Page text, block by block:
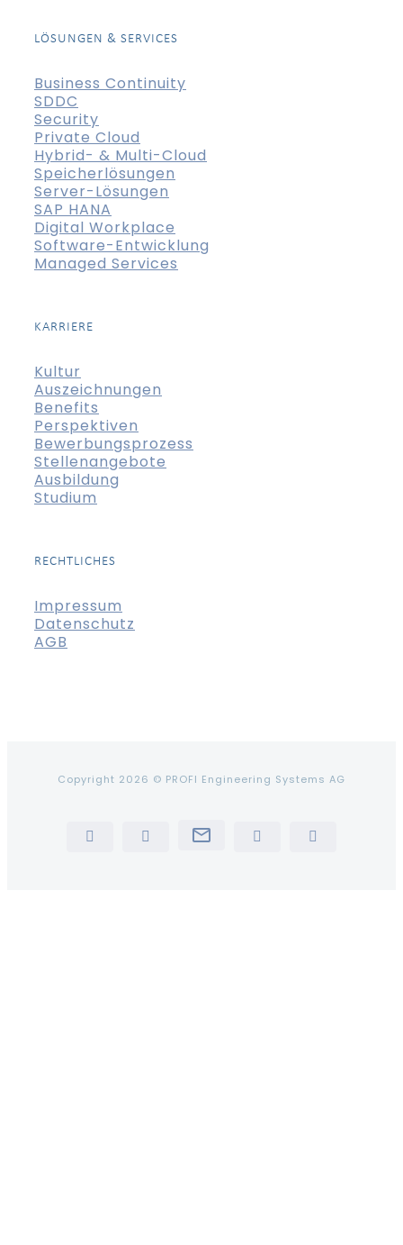
LÖSUNGEN & SERVICES
Business Continuity
SDDC
Security
Private Cloud
Hybrid- & Multi-Cloud
Speicherlösungen
Server-Lösungen
SAP HANA
Digital Workplace
Software-Entwicklung
Managed Services
KARRIERE
Kultur
Auszeichnungen
Benefits
Perspektiven
Bewerbungsprozess
Stellenangebote
Ausbildung
Studium
RECHTLICHES
Impressum
Datenschutz
AGB
Copyright 2026 © PROFI Engineering Systems AG
LinkedInYouTubeNewsletterInstagramTiktok